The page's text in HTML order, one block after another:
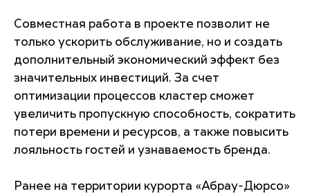
Совместная работа в проекте позволит не
только ускорить обслуживание, но и создать
дополнительный экономический эффект без
значительных инвестиций. За счет
оптимизации процессов кластер сможет
увеличить пропускную способность, сократить
потери времени и ресурсов, а также повысить
лояльность гостей и узнаваемость бренда.
Ранее на территории курорта «Абрау-Дюрсо»